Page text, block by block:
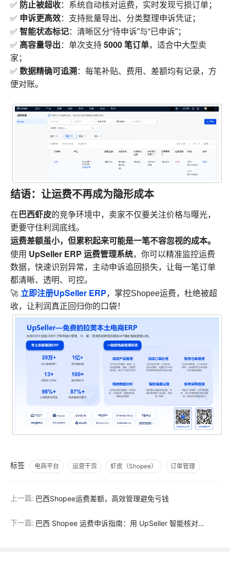
✅ 防止被超收：系统自动核对运费，实时发现亏损订单；
✅ 申诉更高效：支持批量导出、分类整理申诉凭证；
✅ 智能状态标记：清晰区分“待申诉”与“已申诉”；
✅ 高容量导出 ：单次支持 5000 笔订单，适合中大型卖
家；
✅ 数据精确可追溯：每笔补贴、费用、差额均有记录，方
便对账。
结语：让运费不再成为隐形成本
在巴西虾皮的竞争环境中，卖家不仅要关注价格与曝光，
更要守住利润底线。
运费差额虽小，但累积起来可能是一笔不容忽视的成本。
使用 UpSeller ERP 运费管理系统，你可以精准监控运费
数据，快速识别异常，主动申诉追回损失，让每一笔订单
都清晰、透明、可控。
🚀 立即注册UpSeller ERP，掌控Shopee运费，杜绝被超
收，让利润真正回归你的口袋！
标签 电商平台 运营干货 虾皮（Shopee） 订单管理
上一篇: 巴西Shopee运费差额，高效管理避免亏钱
下一篇: 巴西 Shopee 运费申诉指南：用 UpSeller 智能核对运费，拒绝亏损！